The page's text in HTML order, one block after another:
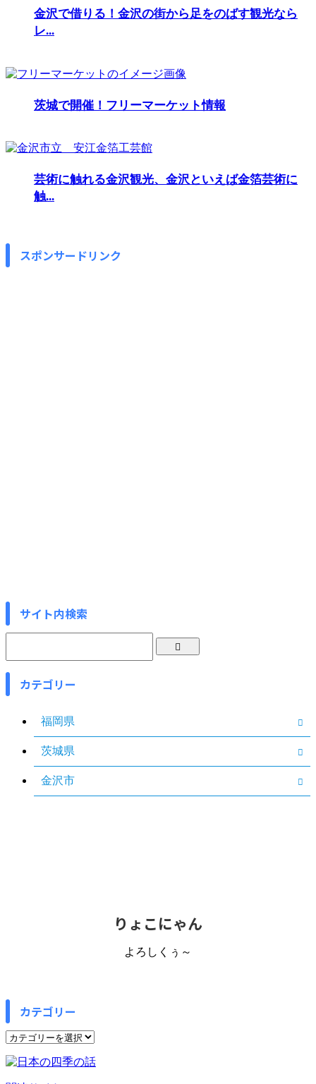
金沢で借りる！金沢の街から足をのばす観光なら
レ...
茨城で開催！フリーマーケット情報
芸術に触れる金沢観光、金沢といえば金箔芸術に
触...
スポンサードリンク
サイト内検索
カテゴリー
福岡県
茨城県
金沢市
りょこにゃん
よろしくぅ～
カテゴリー
カ
ゴ
リ